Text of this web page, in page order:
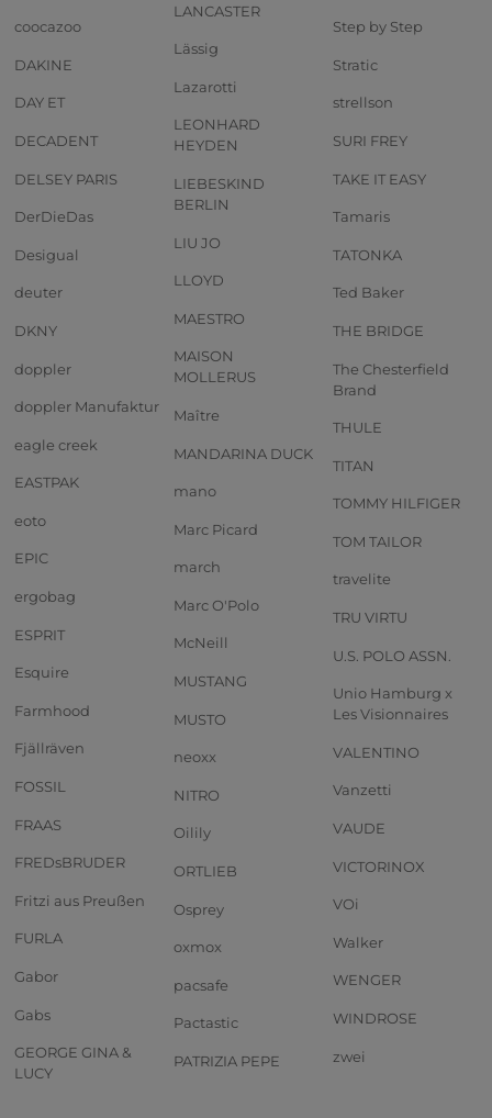
coocazoo
DAKINE
DAY ET
DECADENT
DELSEY PARIS
DerDieDas
Desigual
deuter
DKNY
doppler
doppler Manufaktur
eagle creek
EASTPAK
eoto
EPIC
ergobag
ESPRIT
Esquire
Farmhood
Fjällräven
FOSSIL
FRAAS
FREDsBRUDER
Fritzi aus Preußen
FURLA
Gabor
Gabs
GEORGE GINA &
LUCY
LANCASTER
Lässig
Lazarotti
LEONHARD
HEYDEN
LIEBESKIND
BERLIN
LIU JO
LLOYD
MAESTRO
MAISON
MOLLERUS
Maître
MANDARINA DUCK
mano
Marc Picard
march
Marc O'Polo
McNeill
MUSTANG
MUSTO
neoxx
NITRO
Oilily
ORTLIEB
Osprey
oxmox
pacsafe
Pactastic
PATRIZIA PEPE
Step by Step
Stratic
strellson
SURI FREY
TAKE IT EASY
Tamaris
TATONKA
Ted Baker
THE BRIDGE
The Chesterfield
Brand
THULE
TITAN
TOMMY HILFIGER
TOM TAILOR
travelite
TRU VIRTU
U.S. POLO ASSN.
Unio Hamburg x
Les Visionnaires
VALENTINO
Vanzetti
VAUDE
VICTORINOX
VOi
Walker
WENGER
WINDROSE
zwei